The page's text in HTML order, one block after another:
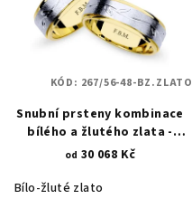
Snubní prsteny kombinace
bílého a žlutého zlata -
přírodní motivy 267
od 30 068 Kč
Bílo-žluté zlato
KÓD: 267/56-48-BZ.ZLATO